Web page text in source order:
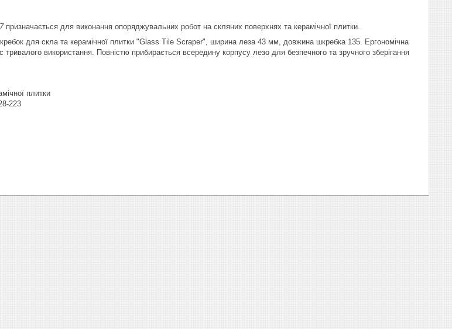
призначається для виконання опоряджувальних робот на скляних поверхнях та керамічної плитки.
для скла та керамічної плитки "Glass Tile Scraper", ширина леза 43 мм, довжина шкребка 135. Ергономічна
використання. Повністю прибирається всередину корпусу лезо для безпечного та зручного зберігання
плитки
223